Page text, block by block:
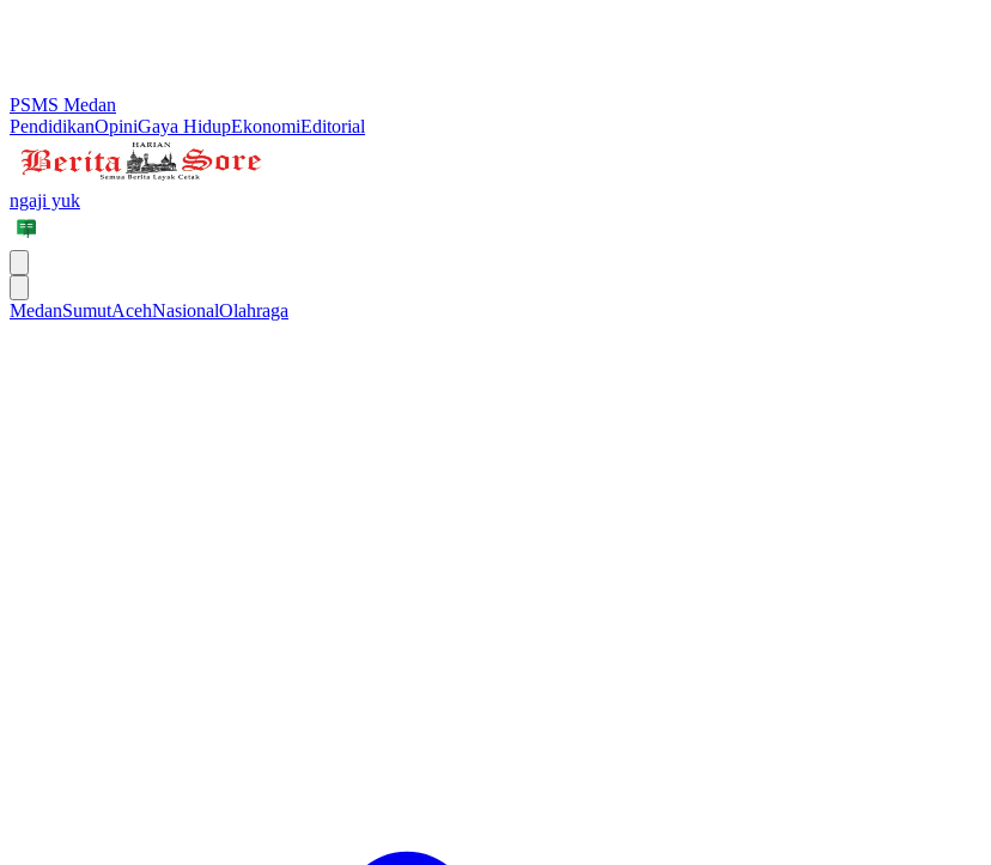
PSMS Medan
PendidikanOpiniGaya HidupEkonomiEditorial
ngaji yuk
MedanSumutAcehNasionalOlahraga